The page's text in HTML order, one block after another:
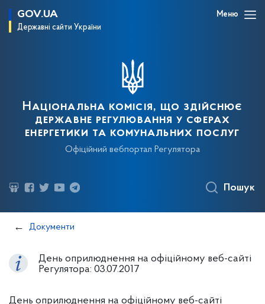
GOV.UA
Державні сайти України
Меню
Національна комісія, що здійснює
державне регулювання у сферах
енергетики та комунальних послуг
Офіційний вебпортал Регулятора
Пошук
Документи
День оприлюднення на офіційному веб-сайті
Регулятора: 03.07.2017
День оприлюднення на офіційному веб-сайті